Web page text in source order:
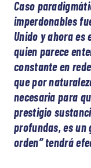
Caso
imperdonables
Unido y ahora es
quien parece
constante en
que por
necesaria para
prestigio
profundas, es un
orden” tendrá